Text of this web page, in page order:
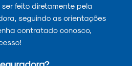
feito diretamente pela
seguindo as orientações
contratado conosco,